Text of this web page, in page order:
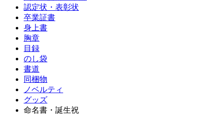
認定状・表彰状
卒業証書
身上書
胸章
目録
のし袋
書道
同梱物
ノベルティ
グッズ
命名書・誕生祝